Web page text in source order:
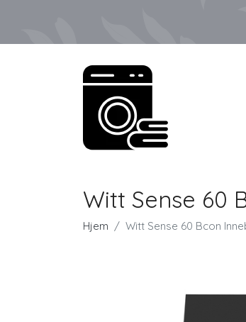
Witt Sense 60
Hjem Witt Sense 60 Bcon